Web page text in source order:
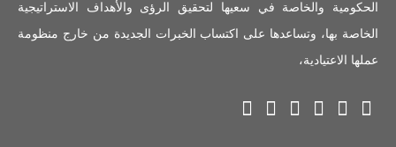
الحكومية والخاصة في سعيها لتحقيق الرؤى والأهداف الاستراتيجية
الخاصة بها، وتساعدها على اكتساب الخبرات الجديدة من خارج منظومة
عملها الاعتيادية،